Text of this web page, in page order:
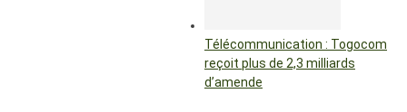
Télécommunication : Togocom
reçoit plus de 2,3 milliards
d’amende